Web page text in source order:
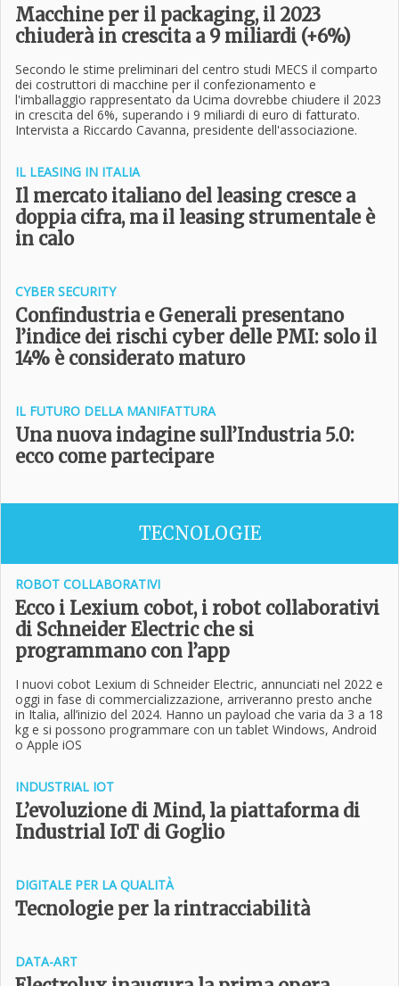
Macchine per il packaging, il 2023
chiuderà in crescita a 9 miliardi (+6%)
Secondo le stime preliminari del centro studi MECS il comparto
dei costruttori di macchine per il confezionamento e
l'imballaggio rappresentato da Ucima dovrebbe chiudere il 2023
in crescita del 6%, superando i 9 miliardi di euro di fatturato.
Intervista a Riccardo Cavanna, presidente dell'associazione.
IL LEASING IN ITALIA
Il mercato italiano del leasing cresce a
doppia cifra, ma il leasing strumentale è
in calo
CYBER SECURITY
Confindustria e Generali presentano
l’indice dei rischi cyber delle PMI: solo il
14% è considerato maturo
IL FUTURO DELLA MANIFATTURA
Una nuova indagine sull’Industria 5.0:
ecco come partecipare
TECNOLOGIE
ROBOT COLLABORATIVI
Ecco i Lexium cobot, i robot collaborativi
di Schneider Electric che si
programmano con l’app
I nuovi cobot Lexium di Schneider Electric, annunciati nel 2022 e
oggi in fase di commercializzazione, arriveranno presto anche
in Italia, all’inizio del 2024. Hanno un payload che varia da 3 a 18
kg e si possono programmare con un tablet Windows, Android
o Apple iOS
INDUSTRIAL IOT
L’evoluzione di Mind, la piattaforma di
Industrial IoT di Goglio
DIGITALE PER LA QUALITÀ
Tecnologie per la rintracciabilità
DATA-ART